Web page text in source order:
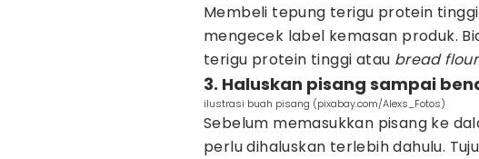
Membeli tepung terigu protein
mengecek label kemasan produk.
terigu protein tinggi atau bread
3. Haluskan pisang sampai
ilustrasi buah pisang (pixabay.com/Alexs_Fotos)
Sebelum memasukkan pisang ke
perlu dihaluskan terlebih dahulu.